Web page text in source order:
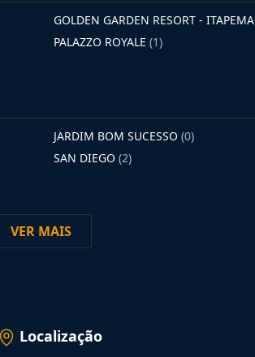
GOLDEN GARDEN RESORT - ITAPEMA
PALAZZO ROYALE (1)
JARDIM BOM SUCESSO (0)
SAN DIEGO (2)
VER MAIS
Localização